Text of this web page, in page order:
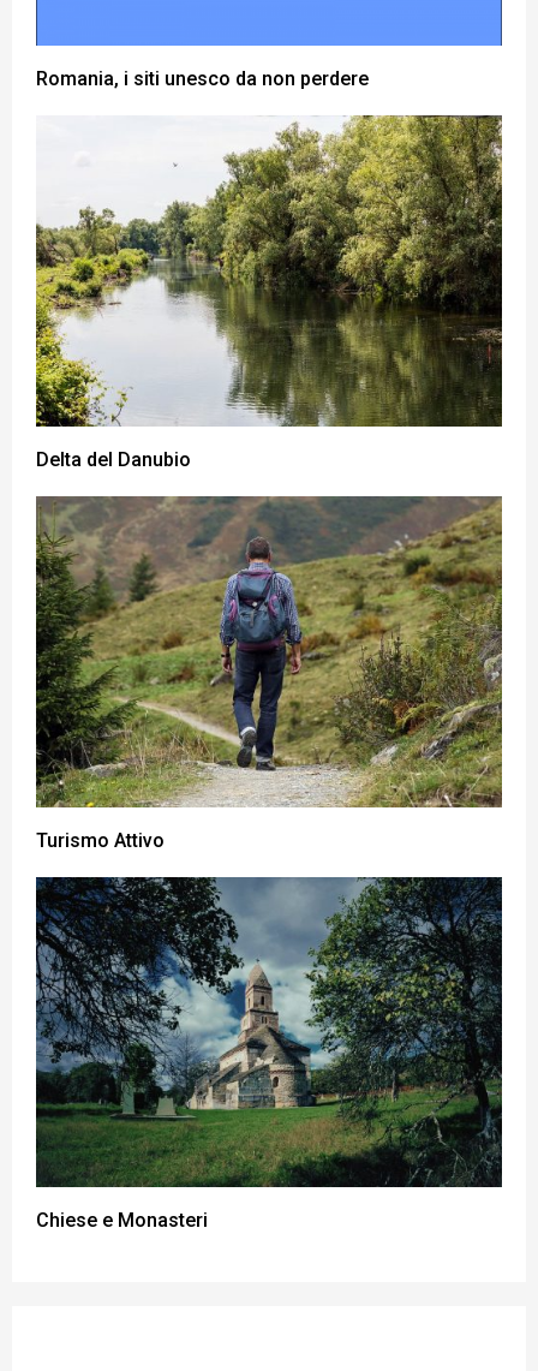
Romania, i siti unesco da non perdere
Delta del Danubio
Turismo Attivo
Chiese e Monasteri